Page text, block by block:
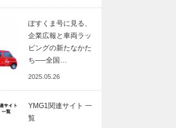
ぽすくま号に見る、
企業広報と車両ラッ
ピングの新たなかた
ち──全国…
2025.05.26
YMG1関連サイト 一
覧